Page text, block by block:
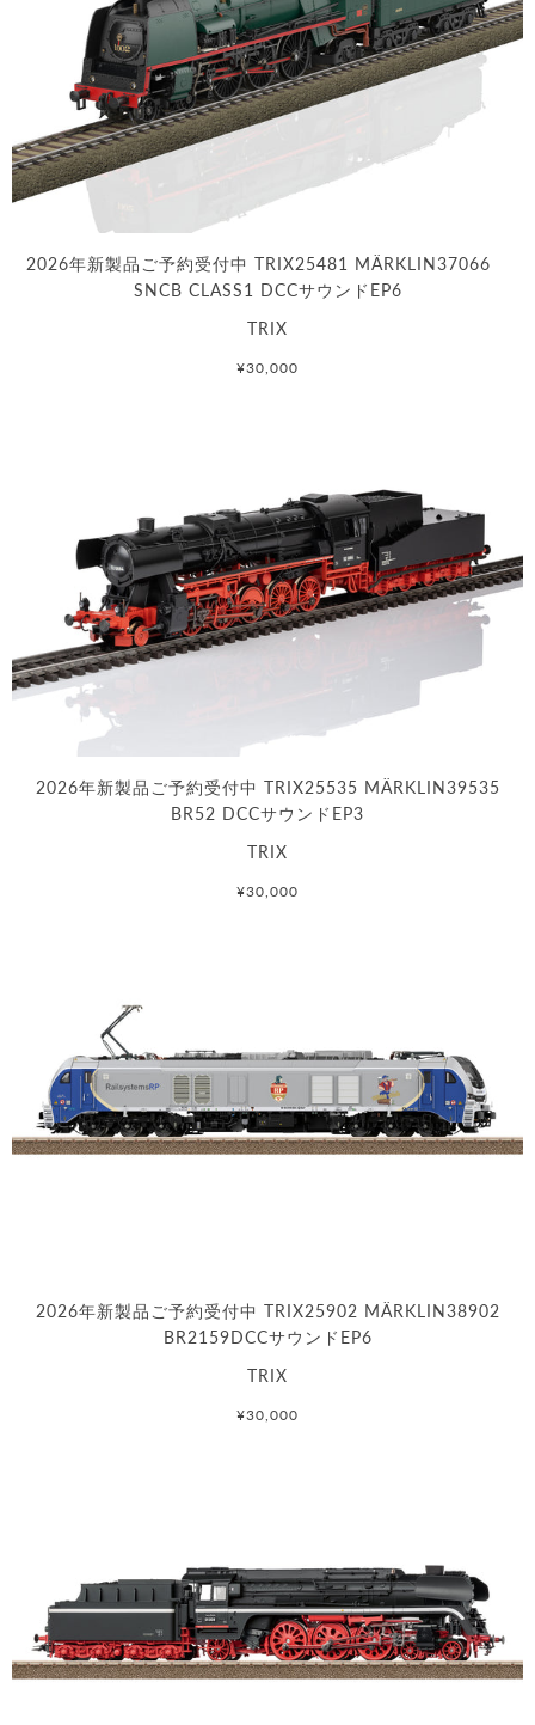
2026年新製品ご予約受付中 TRIX25481 MÄRKLIN37066
SNCB CLASS1 DCCサウンドEP6
TRIX
¥30,000
2026年新製品ご予約受付中 TRIX25535 MÄRKLIN39535
BR52 DCCサウンドEP3
TRIX
¥30,000
2026年新製品ご予約受付中 TRIX25902 MÄRKLIN38902
BR2159DCCサウンドEP6
TRIX
¥30,000